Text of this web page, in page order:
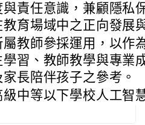
與責任意識，兼顧隱私
教育場域中之正向發展
屬教師參採運用，以作
學習、教師教學與專業
長陪伴孩子之參考。
級中等以下學校人工智